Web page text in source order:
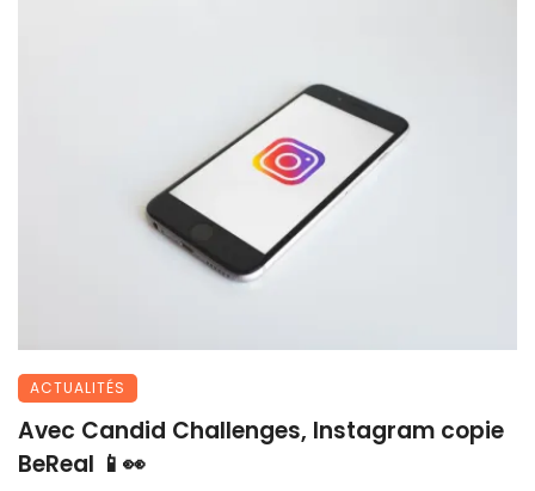
ACTUALITÉS
Avec Candid Challenges, Instagram copie
BeReal 📱👀